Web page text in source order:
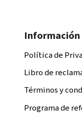
Política de
Libro de
Términos y
Programa de